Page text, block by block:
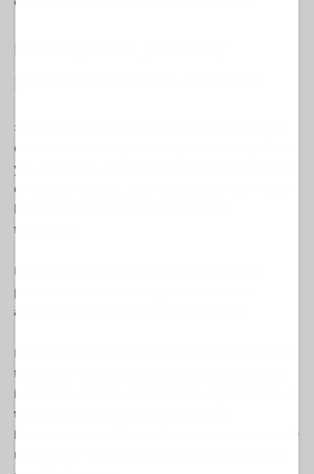
Investigación judicial y
posibles vínculos externos
Según la información publicada por tanja24.com,
el detenido ha sido puesto bajo
y se encuentra a disposición de una investigación
dirigida por la BCIJ, bajo la supervisión directa de
terrorismo
El proceso judicial en curso tiene como meta
principal esclarecer la magnitud total de las
actividades extremistas
El medio digital destaca que las autoridades están
trabajando intensamente para determinar si este
individuo mantenía
terroristas
Marruecos
, con el fin de descartar la existencia de
una red más amplia que pudiera comprometer la